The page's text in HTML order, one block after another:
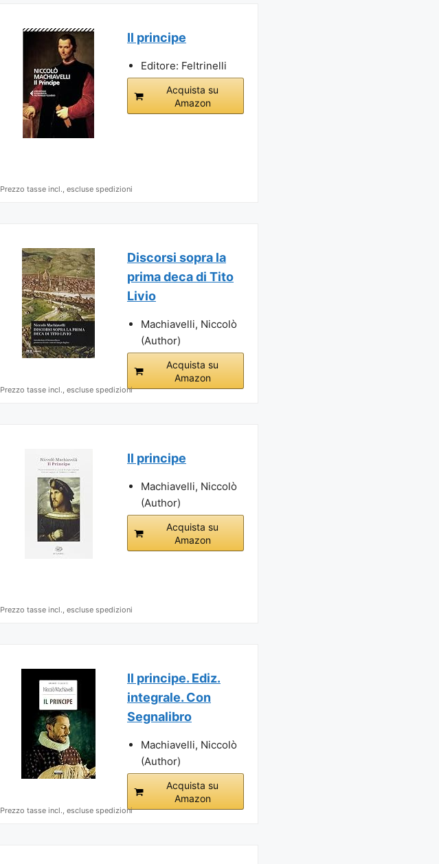
Il principe
Editore: Feltrinelli
Acquista su
Amazon
Prezzo tasse incl., escluse spedizioni
Discorsi sopra la
prima deca di Tito
Livio
Machiavelli, Niccolò
(Author)
Acquista su
Amazon
Prezzo tasse incl., escluse spedizioni
Il principe
Machiavelli, Niccolò
(Author)
Acquista su
Amazon
Prezzo tasse incl., escluse spedizioni
Il principe. Ediz.
integrale. Con
Segnalibro
Machiavelli, Niccolò
(Author)
Acquista su
Amazon
Prezzo tasse incl., escluse spedizioni